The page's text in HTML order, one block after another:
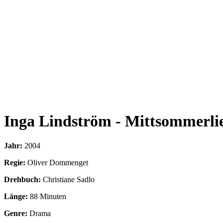
Inga Lindström -
Jahr: 2004
Regie: Oliver Dommenget
Drehbuch: Christiane Sadlo
Länge: 88 Minuten
Genre: Drama